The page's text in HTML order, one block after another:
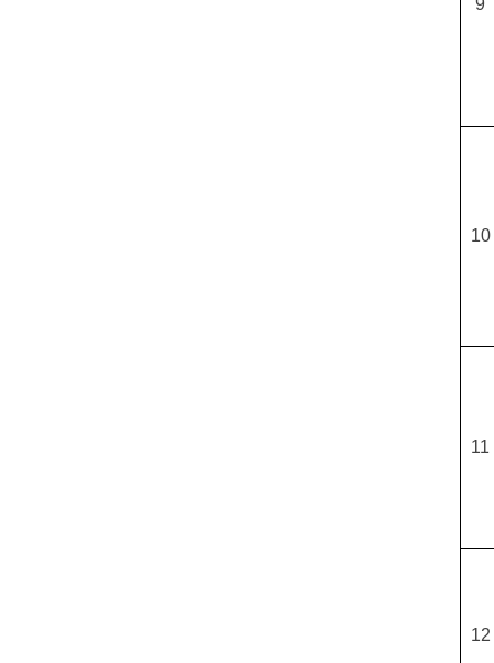
9
10
11
12